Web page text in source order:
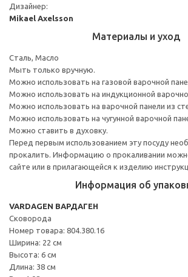
Дизайнер:
Mikael Axelsson
Материалы и уход
Сталь, Масло
Мыть только вручную.
Можно использовать на газовой варочной
Можно использовать на индукционной
Можно использовать на варочной панели из
Можно использовать на чугунной варочной
Можно ставить в духовку.
Перед первым использованием эту посуду
прокалить. Информацию о прокаливании
сайте или в прилагающейся к изделию
Информация об
VARDAGEN ВАРДАГЕН
Сковорода
Номер товара: 804.380.16
Ширина: 22 см
Высота: 6 см
Длина: 38 см